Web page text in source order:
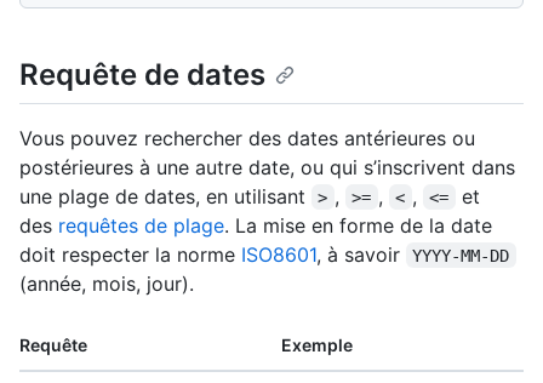
Requête de dates
Vous pouvez rechercher des dates antérieures ou
postérieures à une autre date, ou qui s’inscrivent dans
une plage de dates, en utilisant
> , >= , < , <=
et
des requêtes de plage. La mise en forme de la date
doit respecter la norme ISO8601, à savoir YYYY-MM-DD
(année, mois, jour).
Requête Exemple